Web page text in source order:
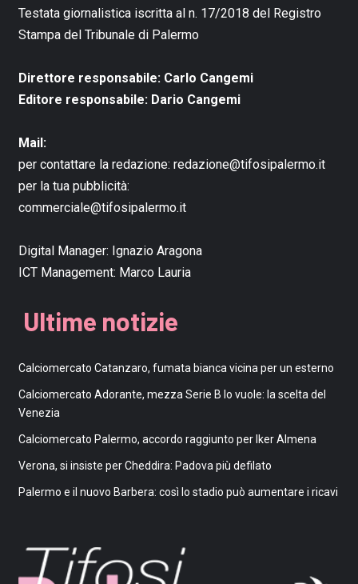
Testata giornalistica iscritta al n. 17/2018 del Registro
Stampa del Tribunale di Palermo
Direttore responsabile: Carlo Cangemi
Editore responsabile: Dario Cangemi
Mail:
per contattare la redazione: redazione@tifosipalermo.it
per la tua pubblicità:
commerciale@tifosipalermo.it
Digital Manager: Ignazio Aragona
ICT Management: Marco Lauria
Ultime notizie
Calciomercato Catanzaro, fumata bianca vicina per un esterno
Calciomercato Adorante, mezza Serie B lo vuole: la scelta del
Venezia
Calciomercato Palermo, accordo raggiunto per Iker Almena
Verona, si insiste per Cheddira: Padova più defilato
Palermo e il nuovo Barbera: così lo stadio può aumentare i ricavi